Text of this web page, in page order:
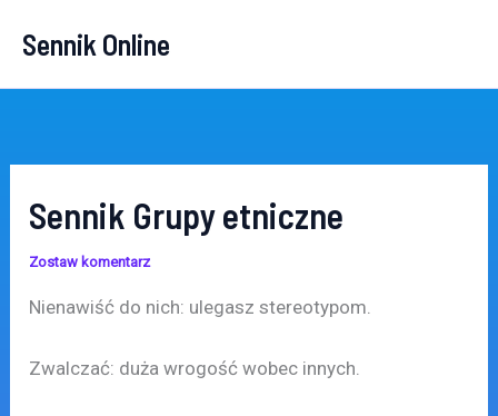
Sennik Online
Sennik Grupy etniczne
Zostaw komentarz
Nienawiść do nich: ulegasz stereotypom.
Zwalczać: duża wrogość wobec innych.